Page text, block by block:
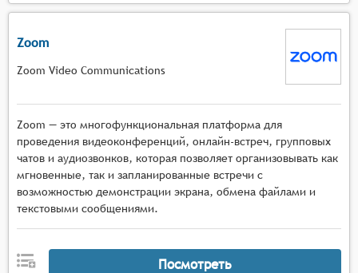
Zoom
Zoom Video Communications
Zoom — это многофункциональная платформа для
проведения видеоконференций, онлайн-встреч, групповых
чатов и аудиозвонков, которая позволяет организовывать как
мгновенные, так и запланированные встречи с
возможностью демонстрации экрана, обмена файлами и
текстовыми сообщениями.
Посмотреть